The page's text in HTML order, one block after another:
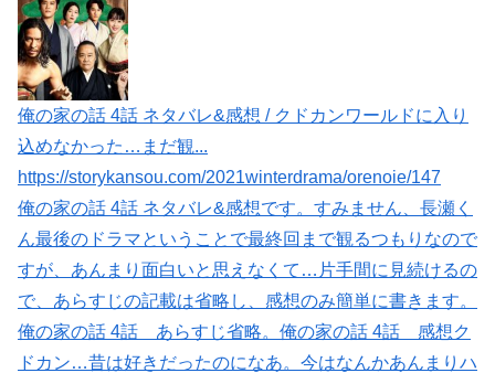
俺の家の話 4話 ネタバレ&感想 / クドカンワールドに入り
込めなかった…まだ観...
https://storykansou.com/2021winterdrama/orenoie/147
俺の家の話 4話 ネタバレ&感想です。すみません、長瀬く
ん最後のドラマということで最終回まで観るつもりなので
すが、あんまり面白いと思えなくて…片手間に見続けるの
で、あらすじの記載は省略し、感想のみ簡単に書きます。
俺の家の話 4話 あらすじ省略。俺の家の話 4話 感想ク
ドカン…昔は好きだったのになあ。今はなんかあんまりハ